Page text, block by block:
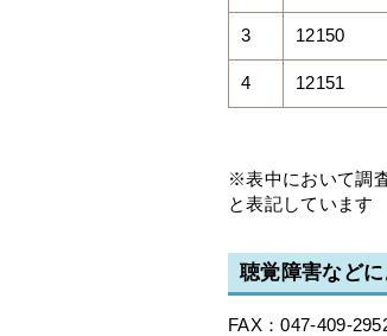
3 12150
4 12151
※表中において調
と表記しています
聴覚障害など
FAX：047-409-